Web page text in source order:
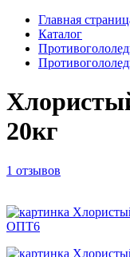
Главная
Каталог
20кг
1 отзывов